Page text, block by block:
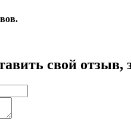
свой